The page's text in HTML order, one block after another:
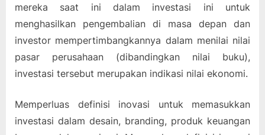
mereka saat ini dalam investasi ini untuk
menghasilkan pengembalian di masa depan dan
investor mempertimbangkannya dalam menilai nilai
pasar perusahaan (dibandingkan nilai buku),
investasi tersebut merupakan indikasi nilai ekonomi.
Memperluas definisi inovasi untuk memasukkan
investasi dalam desain, branding, produk keuangan